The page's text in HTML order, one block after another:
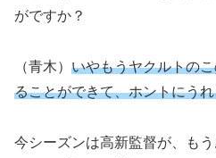
がですか？
（青木） いやもうヤクルトの
ることができて、ホントにう
今シーズンは高新監督が、も